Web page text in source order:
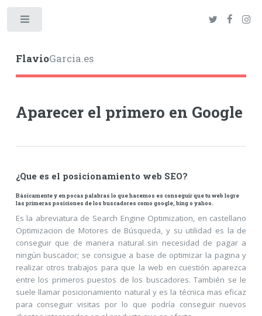
FlavioGarcia.es
Aparecer el primero en Google
¿Que es el posicionamiento web SEO?
Básicamente y en pocas palabras lo que hacemos es conseguir que tu web logre
las primeras posiciones de los buscadores como google, bing o yahoo.
Es la abreviatura de Search Engine Optimization, en castellano
Optimizacion de Motores de Búsqueda, y su utilidad es la de
conseguir que de manera natural sin necesidad de pagar a
ningún buscador; se consigue a base de optimizar la pagina y
realizar otros trabajos para que la web en cuestión aparezca
entre los primeros puestos de los buscadores. También se le
suele llamar posicionamiento natural y es la técnica mas eficaz
para conseguir visitas por lo que podría conseguir nuevos